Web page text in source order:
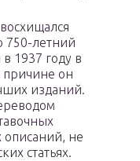
750-летний
1937 году в
причине он
изданий.
описаний, не
статьях.